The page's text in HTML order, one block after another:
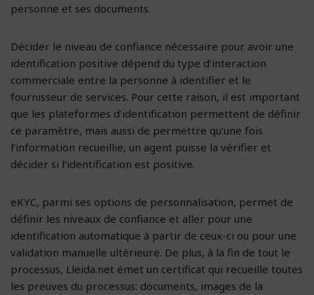
personne et ses documents.
Décider le niveau de confiance nécessaire pour avoir une
identification positive dépend du type d’interaction
commerciale entre la personne à identifier et le
fournisseur de services. Pour cette raison, il est important
que les plateformes d’identification permettent de définir
ce paramètre, mais aussi de permettre qu’une fois
l’information recueillie, un agent puisse la vérifier et
décider si l’identification est positive.
eKYC, parmi ses options de personnalisation, permet de
définir les niveaux de confiance et aller pour une
identification automatique à partir de ceux-ci ou pour une
validation manuelle ultérieure. De plus, à la fin de tout le
processus, Lleida.net émet un certificat qui recueille toutes
les preuves du processus: documents, images de la